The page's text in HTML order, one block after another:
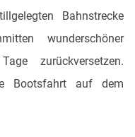
Bahnstrecke
wunderschöner
zurückversetzen.
Bootsfahrt auf dem